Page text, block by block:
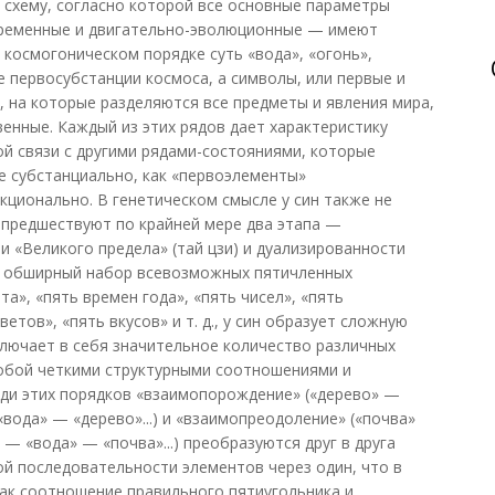
согласно которой все основные параметры
и двигательно-эволюционные — имеют
порядке суть «вода», «огонь»,
первосубстанции космоса, а символы, или первые и
на которые разделяются все предметы и явления мира,
Каждый из этих рядов дает характеристику
связи с другими рядами-состояниями, которые
субстанциально, как «первоэлементы»
В генетическом смысле у син также не
по крайней мере два этапа —
«Великого предела» (тай цзи) и дуализированности
обширный набор всевозможных пятичленных
«пять времен года», «пять чисел», «пять
«пять вкусов» и т. д., у син образует сложную
в себя значительное количество различных
четкими структурными соотношениями и
этих порядков «взаимопорождение» («дерево» —
— «дерево»...) и «взаимопреодоление» («почва»
— «почва»...) преобразуются друг в друга
последовательности элементов через один, что в